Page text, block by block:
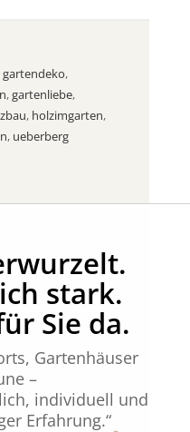
gartendeko,
,gartenliebe,
, holzimgarten,
, ueberberg
stark.
Sie da.
Gartenhäuser
–
individuell und
Erfahrung.“